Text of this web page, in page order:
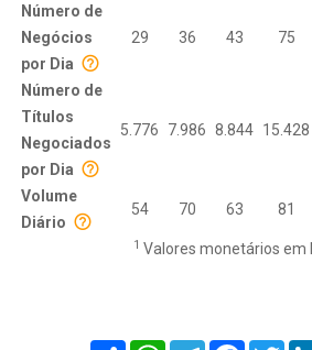
Número de
Negócios
por Dia
29 36 43 75
Número de
Títulos
Negociados
por Dia
5.776 7.986 8.844 15.428
Volume
Diário
54 70 63 81
1 Valores monetários em